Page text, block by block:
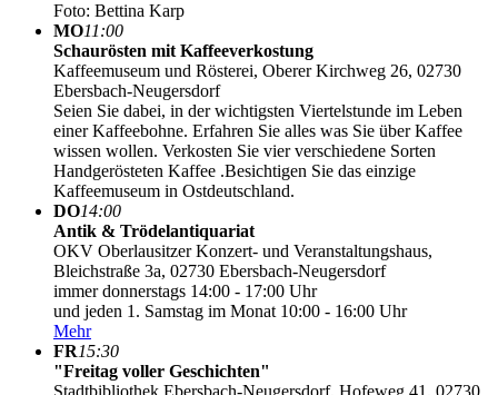
Foto: Bettina Karp
MO11:00
Schaurösten mit Kaffeeverkostung
Kaffeemuseum und Rösterei, Oberer Kirchweg 26, 02730
Ebersbach-Neugersdorf
Seien Sie dabei, in der wichtigsten Viertelstunde im Leben
einer Kaffeebohne. Erfahren Sie alles was Sie über Kaffee
wissen wollen. Verkosten Sie vier verschiedene Sorten
Handgerösteten Kaffee .Besichtigen Sie das einzige
Kaffeemuseum in Ostdeutschland.
DO14:00
Antik & Trödelantiquariat
OKV Oberlausitzer Konzert- und Veranstaltungshaus,
Bleichstraße 3a, 02730 Ebersbach-Neugersdorf
immer donnerstags 14:00 - 17:00 Uhr
und jeden 1. Samstag im Monat 10:00 - 16:00 Uhr
Mehr
FR15:30
"Freitag voller Geschichten"
Stadtbibliothek Ebersbach-Neugersdorf, Hofeweg 41, 02730